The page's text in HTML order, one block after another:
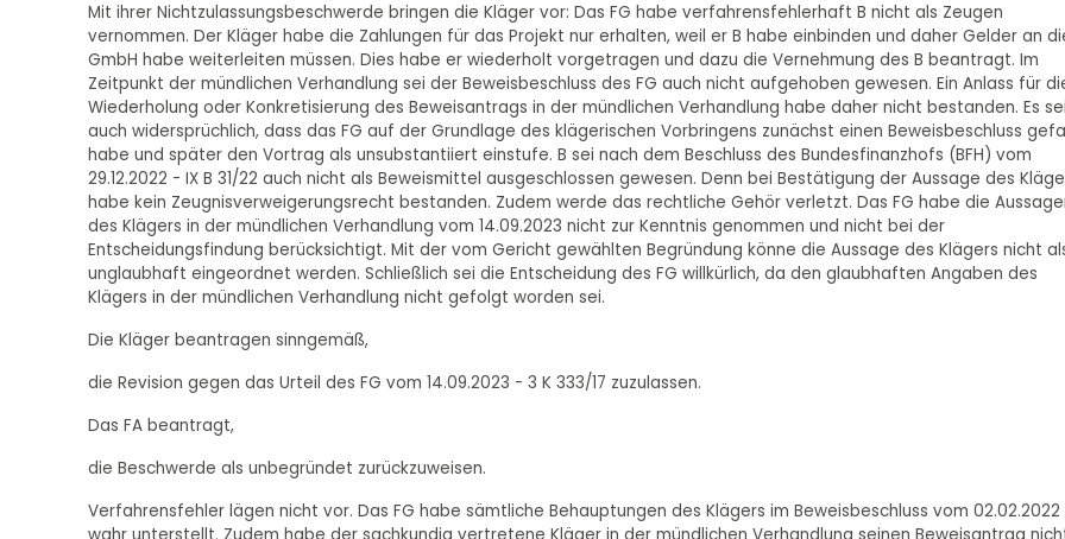
Mit ihrer Nichtzulassungsbeschwerde bringen die Kläger vor: Das FG habe verfahrensfehlerhaft B nicht als Zeugen
vernommen. Der Kläger habe die Zahlungen für das Projekt nur erhalten, weil er B habe einbinden und daher Gelder an
GmbH habe weiterleiten müssen. Dies habe er wiederholt vorgetragen und dazu die Vernehmung des B beantragt. Im
Zeitpunkt der mündlichen Verhandlung sei der Beweisbeschluss des FG auch nicht aufgehoben gewesen. Ein Anlass für
Wiederholung oder Konkretisierung des Beweisantrags in der mündlichen Verhandlung habe daher nicht bestanden. Es sei
auch widersprüchlich, dass das FG auf der Grundlage des klägerischen Vorbringens zunächst einen Beweisbeschluss
habe und später den Vortrag als unsubstantiiert einstufe. B sei nach dem Beschluss des Bundesfinanzhofs (BFH) vom
29.12.2022 - IX B 31/22 auch nicht als Beweismittel ausgeschlossen gewesen. Denn bei Bestätigung der Aussage des
habe kein Zeugnisverweigerungsrecht bestanden. Zudem werde das rechtliche Gehör verletzt. Das FG habe die
des Klägers in der mündlichen Verhandlung vom 14.09.2023 nicht zur Kenntnis genommen und nicht bei der
Entscheidungsfindung berücksichtigt. Mit der vom Gericht gewählten Begründung könne die Aussage des Klägers nicht
unglaubhaft eingeordnet werden. Schließlich sei die Entscheidung des FG willkürlich, da den glaubhaften Angaben des
Klägers in der mündlichen Verhandlung nicht gefolgt worden sei.
Die Kläger beantragen sinngemäß,
die Revision gegen das Urteil des FG vom 14.09.2023 - 3 K 333/17 zuzulassen.
Das FA beantragt,
die Beschwerde als unbegründet zurückzuweisen.
Verfahrensfehler lägen nicht vor. Das FG habe sämtliche Behauptungen des Klägers im Beweisbeschluss vom 02.02.2022